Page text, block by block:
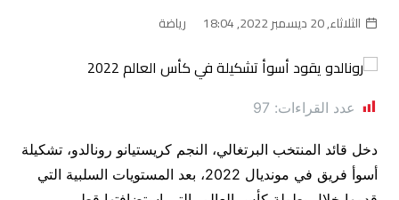
الثلاثاء, 20 ديسمبر 2022, 18:04 رياضة
عدد القراءات: 97
دخل قائد المنتخب البرتغالي، النجم كريستيانو رونالدو، تشكيلة
أسوأ فريق في مونديال 2022، بعد المستويات السلبية التي